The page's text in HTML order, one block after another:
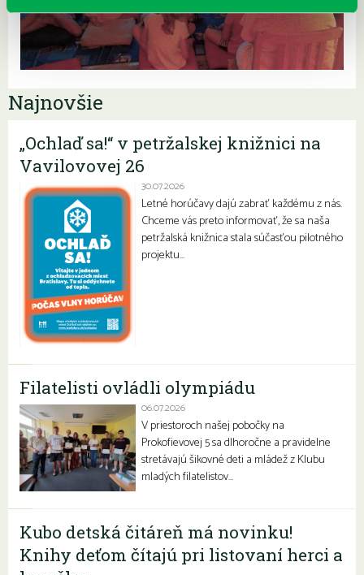
Najnovšie
„Ochlaď sa!“ v petržalskej knižnici na
Vavilovovej 26
30.07.2026
Letné horúčavy dajú zabrať každému z nás.
Chceme vás preto informovať, že sa naša
petržalská knižnica stala súčasťou pilotného
projektu…
Filatelisti ovládli olympiádu
06.07.2026
V priestoroch našej pobočky na
Prokofievovej 5 sa dlhoročne a pravidelne
stretávajú šikovné deti a mládež z Klubu
mladých filatelistov…
Kubo detská čitáreň má novinku!
Knihy deťom čítajú pri listovaní herci a